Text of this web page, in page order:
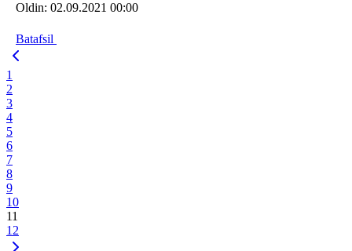
Oldin: 02.09.2021 00:00
Batafsil
1
2
3
4
5
6
7
8
9
10
11
12